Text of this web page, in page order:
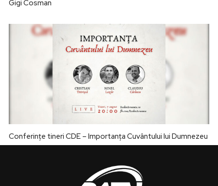
Gigi Cosman
Conferințe tineri CDE – Importanța Cuvântului lui Dumnezeu